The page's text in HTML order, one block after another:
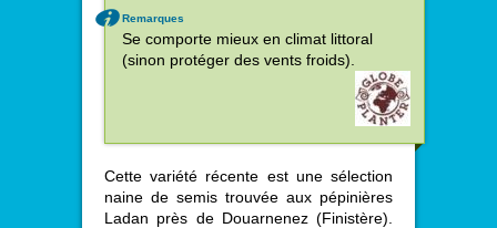
Remarques
Se comporte mieux en climat littoral
(sinon protéger des vents froids).
Cette variété récente est une sélection
naine de semis trouvée aux pépinières
Ladan près de Douarnenez (Finistère).